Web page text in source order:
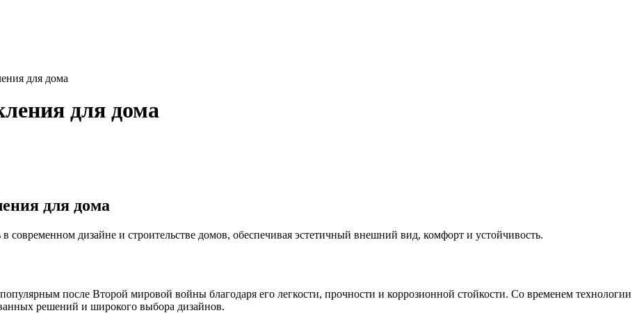
для дома
для дома
для дома
дизайне и строительстве домов, обеспечивая эстетичный внешний вид, комфорт и устойчивость.
после Второй мировой войны благодаря его легкости, прочности и коррозионной стойкости. Со временем технологии
решений и широкого выбора дизайнов.